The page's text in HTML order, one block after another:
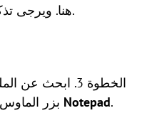
desktop-home" هنا. ويرجى تذكر موقع الملف.
الخطوة 3. ابحث
Notepad.